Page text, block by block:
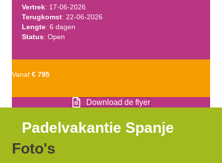
Vertrek: 17-06-2026
Terugkomst: 22-06-2026
Lengte: 6 dagen
Status: Open
Vanaf € 795
Download de flyer
Padelvakantie Spanje
Foto's